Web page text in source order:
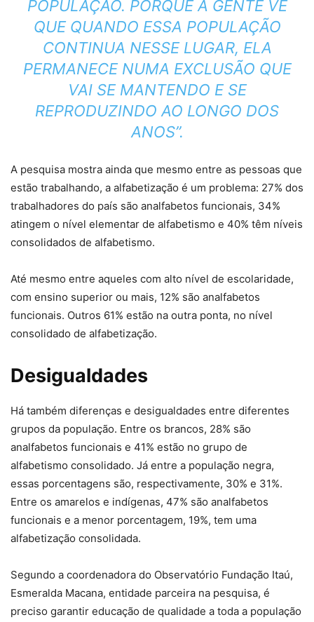
POPULAÇÃO. PORQUE A GENTE VÊ
QUE QUANDO ESSA POPULAÇÃO
CONTINUA NESSE LUGAR, ELA
PERMANECE NUMA EXCLUSÃO QUE
VAI SE MANTENDO E SE
REPRODUZINDO AO LONGO DOS
ANOS”.
A pesquisa mostra ainda que mesmo entre as pessoas que
estão trabalhando, a alfabetização é um problema: 27% dos
trabalhadores do país são analfabetos funcionais, 34%
atingem o nível elementar de alfabetismo e 40% têm níveis
consolidados de alfabetismo.
Até mesmo entre aqueles com alto nível de escolaridade,
com ensino superior ou mais, 12% são analfabetos
funcionais. Outros 61% estão na outra ponta, no nível
consolidado de alfabetização.
Desigualdades
Há também diferenças e desigualdades entre diferentes
grupos da população. Entre os brancos, 28% são
analfabetos funcionais e 41% estão no grupo de
alfabetismo consolidado. Já entre a população negra,
essas porcentagens são, respectivamente, 30% e 31%.
Entre os amarelos e indígenas, 47% são analfabetos
funcionais e a menor porcentagem, 19%, tem uma
alfabetização consolidada.
Segundo a coordenadora do Observatório Fundação Itaú,
Esmeralda Macana, entidade parceira na pesquisa, é
preciso garantir educação de qualidade a toda a população